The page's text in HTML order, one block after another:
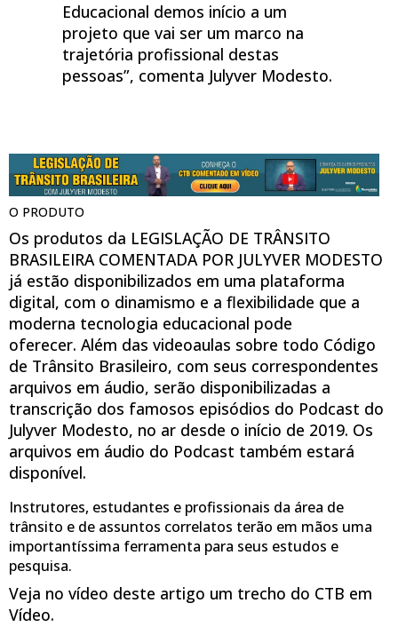
Educacional demos início a um
projeto que vai ser um marco na
trajetória profissional destas
pessoas”, comenta Julyver Modesto.
O PRODUTO
Os produtos da LEGISLAÇÃO DE TRÂNSITO
BRASILEIRA COMENTADA POR JULYVER MODESTO
já estão disponibilizados em uma plataforma
digital, com o dinamismo e a flexibilidade que a
moderna tecnologia educacional pode
oferecer. Além das videoaulas sobre todo Código
de Trânsito Brasileiro, com seus correspondentes
arquivos em áudio, serão disponibilizadas a
transcrição dos famosos episódios do Podcast do
Julyver Modesto, no ar desde o início de 2019. Os
arquivos em áudio do Podcast também estará
disponível.
Instrutores, estudantes e profissionais da área de
trânsito e de assuntos correlatos terão em mãos uma
importantíssima ferramenta para seus estudos e
pesquisa.
Veja no vídeo deste artigo um trecho do CTB em
Vídeo.